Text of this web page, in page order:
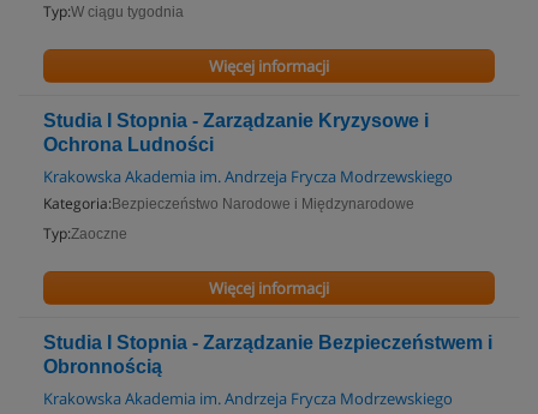
Typ:W ciągu tygodnia
Więcej informacji
Studia I Stopnia - Zarządzanie Kryzysowe i
Ochrona Ludności
Krakowska Akademia im. Andrzeja Frycza Modrzewskiego
Kategoria: Bezpieczeństwo Narodowe i Międzynarodowe
Typ:Zaoczne
Więcej informacji
Studia I Stopnia - Zarządzanie Bezpieczeństwem i
Obronnością
Krakowska Akademia im. Andrzeja Frycza Modrzewskiego